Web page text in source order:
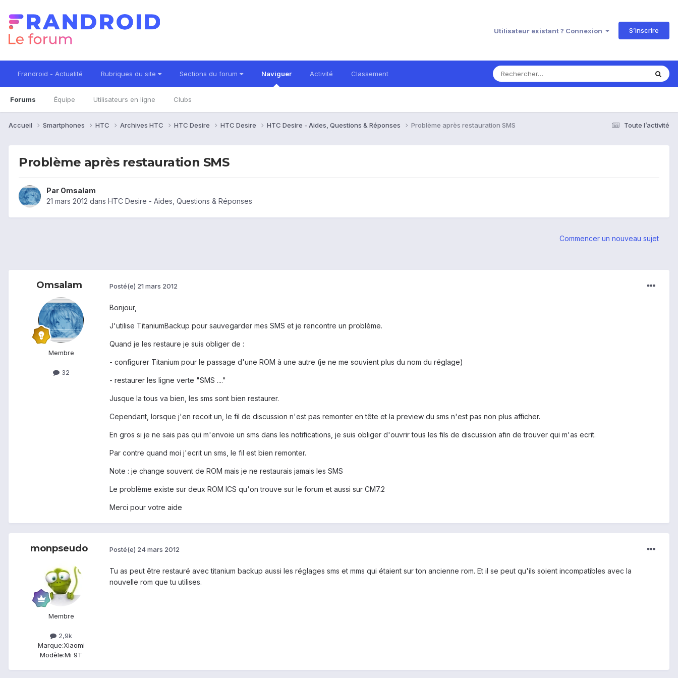
Utilisateur existant ? Connexion S’inscrire
Frandroid - Actualité Rubriques du site Sections du forum Naviguer
Forums Équipe Utilisateurs en ligne Clubs
Activité Classement
Toute l’activité
Accueil Smartphones HTC Archives HTC HTC Desire HTC Desire HTC Desire - Aides, Questions & Réponses Problème après restauration SMS
Problème après restauration SMS
Par Omsalam
21 mars 2012 dans HTC Desire - Aides, Questions & Réponses
Commencer un nouveau sujet
Omsalam
Membre
32
Posté(e) 21 mars 2012
Bonjour,
J'utilise TitaniumBackup pour sauvegarder mes SMS et je rencontre un problème.
Quand je les restaure je suis obliger de :
- configurer Titanium pour le passage d'une ROM à une autre (je ne me souvient plus du nom du réglage)
- restaurer les ligne verte "SMS ...."
Jusque la tous va bien, les sms sont bien restaurer.
Cependant, lorsque j'en recoit un, le fil de discussion n'est pas remonter en tête et la preview du sms n'est pas non plus afficher.
En gros si je ne sais pas qui m'envoie un sms dans les notifications, je suis obliger d'ouvrir tous les fils de discussion afin de trouver qui m'as ecrit.
Par contre quand moi j'ecrit un sms, le fil est bien remonter.
Note : je change souvent de ROM mais je ne restaurais jamais les SMS
Le problème existe sur deux ROM ICS qu'on trouve sur le forum et aussi sur CM7.2
Merci pour votre aide
monpseudo
Membre
2,9k
Marque:Xiaomi
Modèle:Mi 9T
Posté(e) 24 mars 2012
Tu as peut être restauré avec titanium backup aussi les réglages sms et mms qui étaient sur ton ancienne rom. Et il se peut qu'ils soient incompatibles avec la
nouvelle rom que tu utilises.